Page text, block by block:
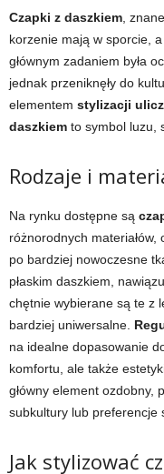
Czapki z daszkiem ,
korzenie mają w sporcie,
głównym zadaniem była
jednak przeniknęły do
elementem stylizacji
daszkiem to symbol luzu,
Rodzaje i
Na rynku dostępne są
różnorodnych materiałów,
po bardziej nowoczesne
płaskim daszkiem,
chętnie wybierane są te z
bardziej uniwersalne.
na idealne dopasowanie
komfortu, ale także
główny element ozdobny,
subkultury lub preferencje
Jak stylizować